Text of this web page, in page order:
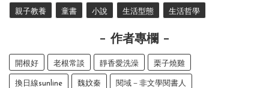
親子教養 童書 小說 生活型態 生活哲學
作者專欄
開根好 老根常談 靜香愛洗澡 栗子燒雞
換日線sunline 魏妏秦 閱域－非文學閱書人